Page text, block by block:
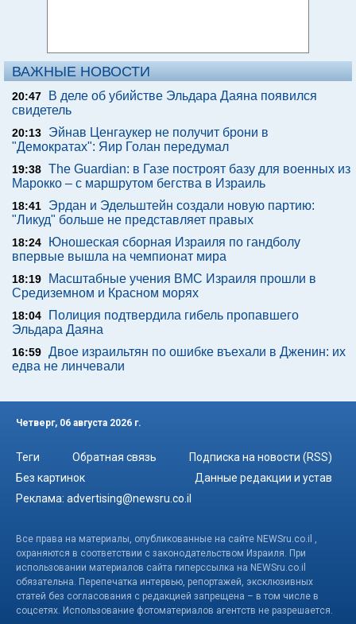
ВАЖНЫЕ НОВОСТИ
20:47
В деле об убийстве Эльдара Даяна появился
свидетель
20:13
Эйнав Ценгаукер не получит брони в
"Демократах": Яир Голан передумал
19:38 The Guardian: в Газе построят базу для военных из
Марокко – с маршрутом бегства в Израиль
18:41
Эрдан и Эдельштейн создали новую партию:
"Ликуд" больше не представляет правых
18:24
Юношеская сборная Израиля по гандболу
впервые вышла на чемпионат мира
18:19
Масштабные учения ВМС Израиля прошли в
Средиземном и Красном морях
18:04
Полиция подтвердила гибель пропавшего
Эльдара Даяна
16:59 Двое израильтян по ошибке въехали в Дженин: их
едва не линчевали
Четверг, 06 августа 2026 г.
Теги Обратная связь
Подписка на новости (RSS)
Без картинок
Данные редакции и устав
Реклама: advertising@newsru.co.il
Все права на материалы, опубликованные на сайте NEWSru.co.il ,
охраняются в соответствии с законодательством Израиля. При
использовании материалов сайта гиперссылка на NEWSru.co.il
обязательна. Перепечатка интервью, репортажей, эксклюзивных
статей без согласования с редакцией запрещена – в том числе в
соцсетях. Использование фотоматериалов агентств не разрешается.